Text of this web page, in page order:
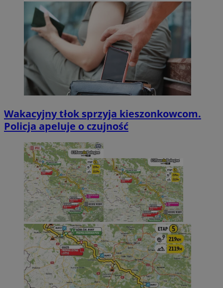
Wakacyjny tłok sprzyja kieszonkowcom.
Policja apeluje o czujność